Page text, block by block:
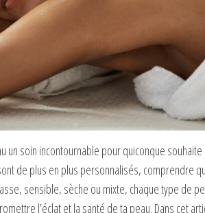
un soin incontournable pour quiconque souhaite
de plus en plus personnalisés, comprendre
sensible, sèche ou mixte, chaque type de
l’éclat et la santé de ta peau. Dans cet